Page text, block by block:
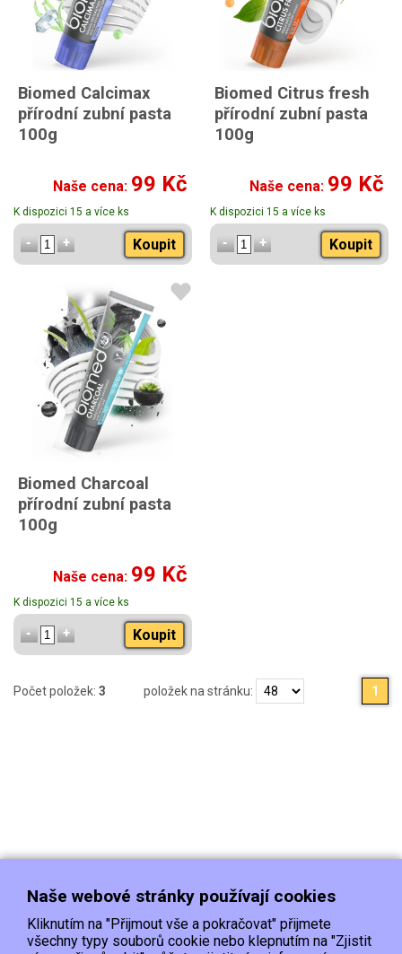
Biomed Calcimax
přírodní zubní pasta
100g
Naše cena: 99 Kč
K dispozici 15 a více ks
Koupit
Biomed Citrus fresh
přírodní zubní pasta
100g
Naše cena: 99 Kč
K dispozici 15 a více ks
Koupit
Biomed Charcoal
přírodní zubní pasta
100g
Naše cena: 99 Kč
K dispozici 15 a více ks
Koupit
Počet položek: 3 položek na stránku: 1
Naše webové stránky používají cookies
Kliknutím na "Přijmout vše a pokračovat" přijmete
všechny typy souborů cookie nebo klepnutím na "Zjistit